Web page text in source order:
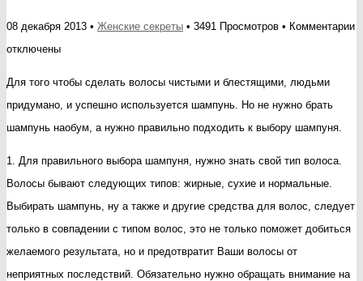
08 декабря 2013 • Женские секреты • 3491 Просмотров • Комментариик
отключены
Для того чтобы сделать волосы чистыми и блестящими, людьми
придумано, и успешно используется шампунь. Но не нужно брать
шампунь наобум, а нужно правильно подходить к выбору шампуня.
1. Для правильного выбора шампуня, нужно знать свой тип волоса.
Волосы бывают следующих типов: жирные, сухие и нормальные.
Выбирать шампунь, ну а также и другие средства для волос, следует
только в совпадении с типом волос, это не только поможет добиться
желаемого результата, но и предотвратит Ваши волосы от
неприятных последствий. Обязательно нужно обращать внимание на